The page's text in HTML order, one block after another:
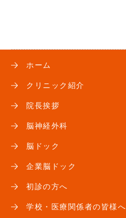
ホーム
クリニック紹介
院長挨拶
脳神経外科
脳ドック
企業脳ドック
初診の方へ
学校・医療関係者の皆様へ